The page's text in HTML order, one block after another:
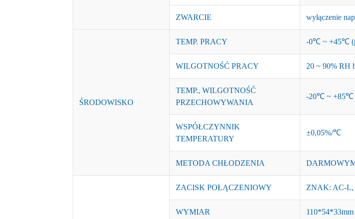
ZWARCIE wyłączenie
ŚRODOWISKO
TEMP. PRACY -0℃ ~ +45℃
WILGOTNOŚĆ PRACY 20 ~ 90% RH
TEMP., WILGOTNOŚĆ
PRZECHOWYWANIA
-20℃ ~ +85℃
WSPÓŁCZYNNIK
TEMPERATURY
±0,05%/℃
METODA CHŁODZENIA
ZACISK POŁĄCZENIOWY ZNAK: AC-L,
WYMIAR 110*54*33mm